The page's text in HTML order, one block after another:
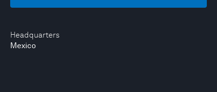
Headquarters
Mexico